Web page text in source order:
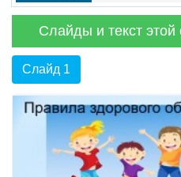
Слайды и текст этой
Слайд 1